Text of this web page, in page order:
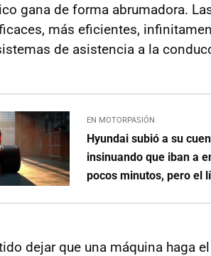
gana de forma abrumadora.
más eficientes,
de asistencia a la
EN MOTORPASIÓN
Hyundai subió a su
insinuando que iban a
pocos minutos, pero el
dejar que una máquina haga